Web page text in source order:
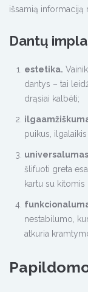
išsamią informaciją
Dantų
estetika.
dantys – tai
drąsiai kalbėti;
puikus,
šlifuoti greta
kartu su
nestabilumo,
atkuria